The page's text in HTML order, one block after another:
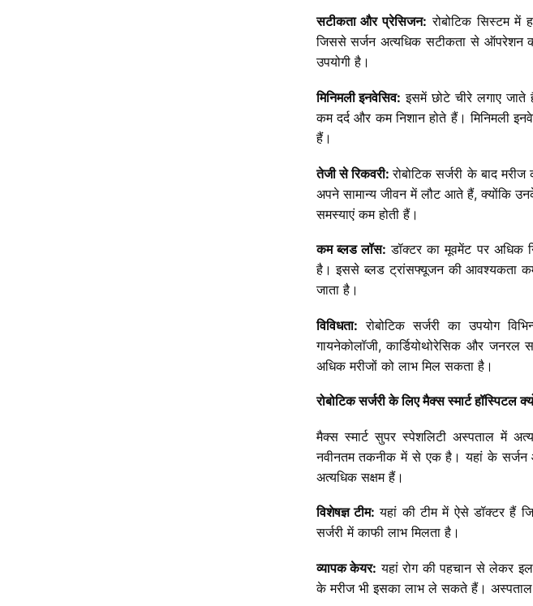
सटीकता और प्रेसिजन: रोबोटिक सिस्टम में
जिससे सर्जन अत्यधिक सटीकता से ऑपरेशन
उपयोगी है।
मिनिमली इनवेसिव: इसमें छोटे चीरे लगाए जाते
कम दर्द और कम निशान होते हैं। मिनिमली
हैं।
तेजी से रिकवरी:रोबोटिक सर्जरी के बाद मरीज
अपने सामान्य जीवन में लौट आते हैं,क्योंकि
समस्याएं कम होती हैं।
कम ब्लड लॉस: डॉक्टर का मूवमेंट पर अधिक
है। इससे ब्लड ट्रांसफ्यूजन की आवश्यकता
जाता है।
विविधता: रोबोटिक सर्जरी का उपयोग
गायनेकोलॉजी,कार्डियोथोरेसिक और जनरल
अधिक मरीजों को लाभ मिल सकता है।
रोबोटिक सर्जरी के लिए मैक्स स्मार्ट हॉस्पिटल
मैक्स स्मार्ट सुपर स्पेशलिटी अस्पताल में
नवीनतम तकनीक में से एक है। यहां के सर्जन
अत्यधिक सक्षम हैं।
विशेषज्ञ टीम: यहां की टीम में ऐसे डॉक्टर हैं
सर्जरी में काफी लाभ मिलता है।
व्यापक केयर: यहां रोग की पहचान से लेकर
के मरीज भी इसका लाभ ले सकते हैं। अस्पताल